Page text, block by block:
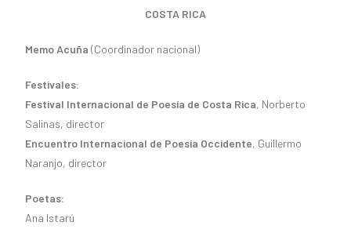
COSTA RICA
Memo Acuña (Coordinador nacional)
Festivales:
Festival Internacional de Poesía de Costa Rica, Norberto
Salinas, director
Encuentro Internacional de Poesía Occidente, Guillermo
Naranjo, director
Poetas:
Ana Istarú